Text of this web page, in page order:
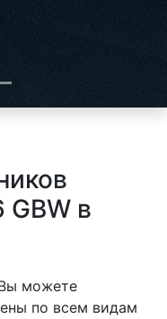
GBW в
можете
по всем видам